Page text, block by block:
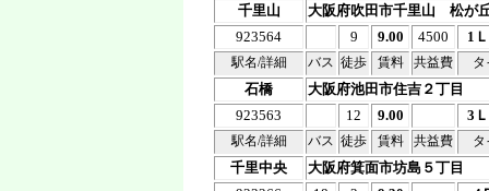
千里山
大阪府吹田市千里山 松が
923564
9 9.00 4500 1
駅名/詳細 バス 徒歩 賃料 共益費 タ
石橋
大阪府池田市住吉２丁目
923563
12 9.00 3
駅名/詳細 バス 徒歩 賃料 共益費 タ
千里中央
大阪府箕面市坊島５丁目